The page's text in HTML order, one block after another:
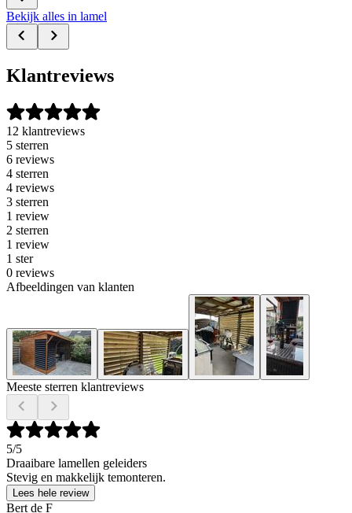
Bekijk alles in lamel
Klantreviews
12 klantreviews
5 sterren
6 reviews
4 sterren
4 reviews
3 sterren
1 review
2 sterren
1 review
1 ster
0 reviews
Afbeeldingen van klanten
Meeste sterren klantreviews
5/5
Draaibare lamellen geleiders
Stevig en makkelijk temonteren.
Lees hele review
Bert de F